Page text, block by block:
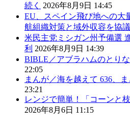
続く
2026年8月9日 14:45
EU、スペイン飛び地への
航組織対策と域外収容を協議
米民主党ミシガン州予備選
利 2026年8月9日 14:39
BIBLE／アブラハムのとり
22:05
まんが／海を越えて 636、ま
23:21
レンジで簡単！「コーンと
2026年8月6日 11:15